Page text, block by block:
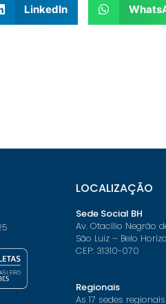
LinkedIn
LOCALIZAÇÃO
Sede Social BH
Av. Otacílio Negrão
São Luiz – Belo
CEP: 31310-070
Regionais
As 17 sedes